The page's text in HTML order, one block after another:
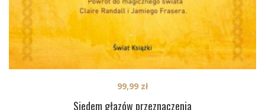
Siedem głazów przeznaczenia
99,99 zł